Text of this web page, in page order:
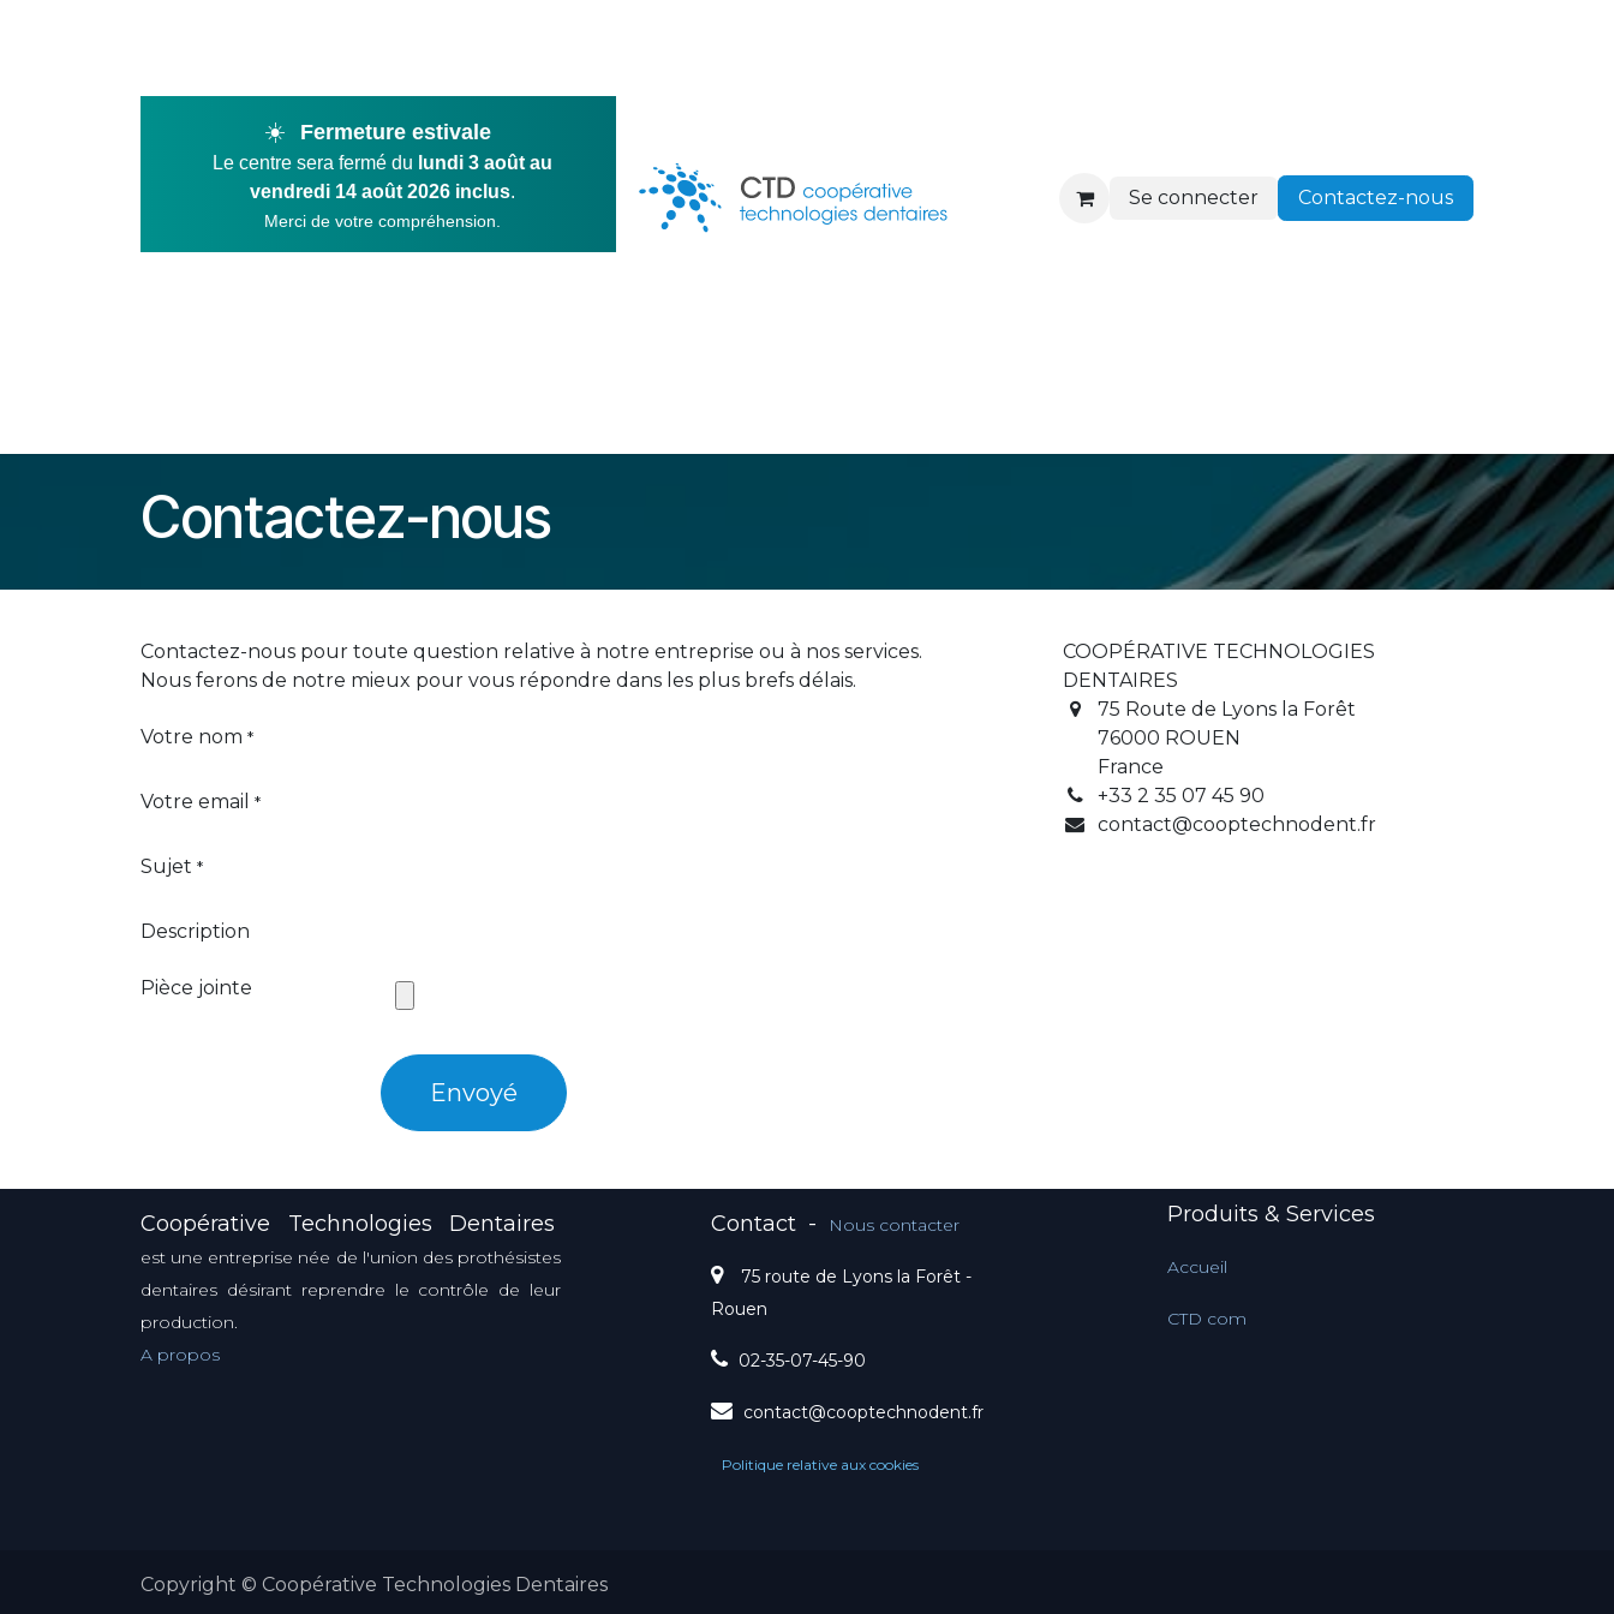
☀️ Fermeture estivale
Le centre sera fermé du lundi 3 août au
vendredi 14 août 2026 inclus.
Merci de votre compréhension.
Se connecter Contactez-nous
Contactez-nous
Contactez-nous pour toute question relative à notre entreprise ou à nos services.
Nous ferons de notre mieux pour vous répondre dans les plus brefs délais.
Votre nom *
Votre email *
Sujet *
Description
Pièce jointe
Envoyé
COOPÉRATIVE TECHNOLOGIES
DENTAIRES
75 Route de Lyons la Forêt
76000 ROUEN
France
+33 2 35 07 45 90
contact@cooptechnodent.fr
Coopérative Technologies Dentaires
est une entreprise née de l'union des prothésistes
dentaires désirant reprendre le contrôle de leur
production.
A propos
Contact - Nous contacter
75 route de Lyons la Forêt -
Rouen
02-35-07-45-90
contact@cooptechnodent.fr
Politique relative aux cookies
Produits & Services
Accueil
CTD com
Copyright © Coopérative Technologies Dentaires